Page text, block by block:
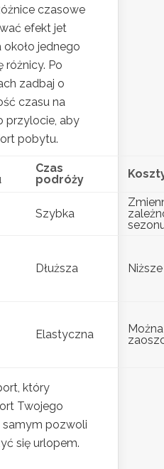
czasowe
efekt jet
jednego
różnicy. Po
zadbaj o
czasu na
przylocie, aby
pobytu.
Czas
podróży
Szybka
Dłuższa
Elastyczna
Można
który
Twojego
pozwoli
się urlopem.